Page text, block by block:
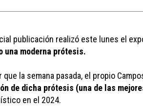
publicación realizó este lunes el
una moderna prótesis.
que la semana pasada, el propio
de dicha prótesis (una de las
en el 2024.